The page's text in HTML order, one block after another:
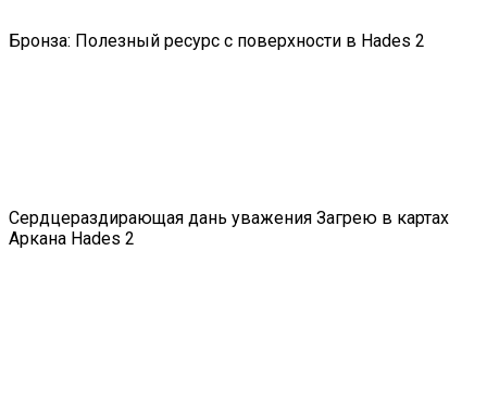
Бронза: Полезный ресурс с поверхности в Hades 2
Сердцераздирающая дань уважения Загрею в картах
Аркана Hades 2